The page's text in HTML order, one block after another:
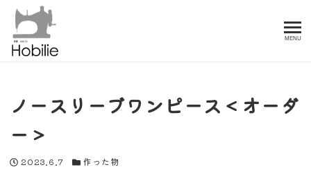
MENU
ノースリーブワンピース＜オーダ
ー＞
投稿日
2023.6.7 カテゴリー
作った物